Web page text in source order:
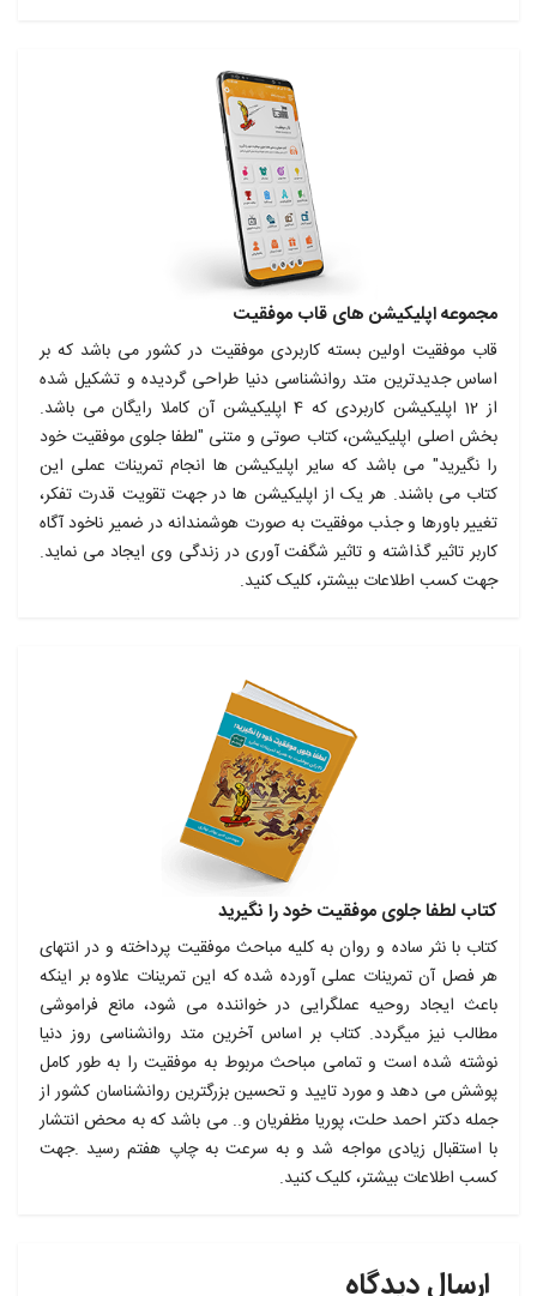
مجموعه اپلیکیشن های قاب موفقیت
قاب موفقیت اولین بسته کاربردی موفقیت در کشور می باشد که بر
اساس جدیدترین متد روانشناسی دنیا طراحی گردیده و تشکیل شده
از 12 اپلیکیشن کاربردی که 4 اپلیکیشن آن کاملا رایگان می باشد.
بخش اصلی اپلیکیشن، کتاب صوتی و متنی "لطفا جلوی موفقیت خود
را نگیرید" می باشد که سایر اپلیکیشن ها انجام تمرینات عملی این
کتاب می باشند. هر یک از اپلیکیشن ها در جهت تقویت قدرت تفکر،
تغییر باورها و جذب موفقیت به صورت هوشمندانه در ضمیر ناخود آگاه
کاربر تاثیر گذاشته و تاثیر شگفت آوری در زندگی وی ایجاد می نماید.
جهت کسب اطلاعات بیشتر، کلیک کنید.
کتاب لطفا جلوی موفقیت خود را نگیرید
کتاب با نثر ساده و روان به کلیه مباحث موفقیت پرداخته و در انتهای
هر فصل آن تمرینات عملی آورده شده که این تمرینات علاوه بر اینکه
باعث ایجاد روحیه عملگرایی در خواننده می شود، مانع فراموشی
مطالب نیز میگردد. کتاب بر اساس آخرین متد روانشناسی روز دنیا
نوشته شده است و تمامی مباحث مربوط به موفقیت را به طور کامل
پوشش می دهد و مورد تایید و تحسین بزرگترین روانشناسان کشور از
جمله دکتر احمد حلت، پوریا مظفریان و.. می باشد که به محض انتشار
با استقبال زیادی مواجه شد و به سرعت به چاپ هفتم رسید .جهت
کسب اطلاعات بیشتر، کلیک کنید.
ارسال دیدگاه